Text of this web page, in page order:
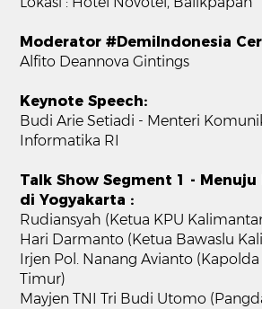
Moderator #DemiIndonesia
Alfito Deannova Gintings
Keynote Speech:
Budi Arie Setiadi - Menteri
Informatika RI
Talk Show Segment 1 - Menuju
di Yogyakarta :
Rudiansyah (Ketua KPU
Hari Darmanto (Ketua Bawaslu
Irjen Pol. Nanang Avianto
Timur)
Mayjen TNI Tri Budi Utomo